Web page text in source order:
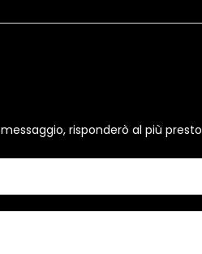
risponderò al più presto